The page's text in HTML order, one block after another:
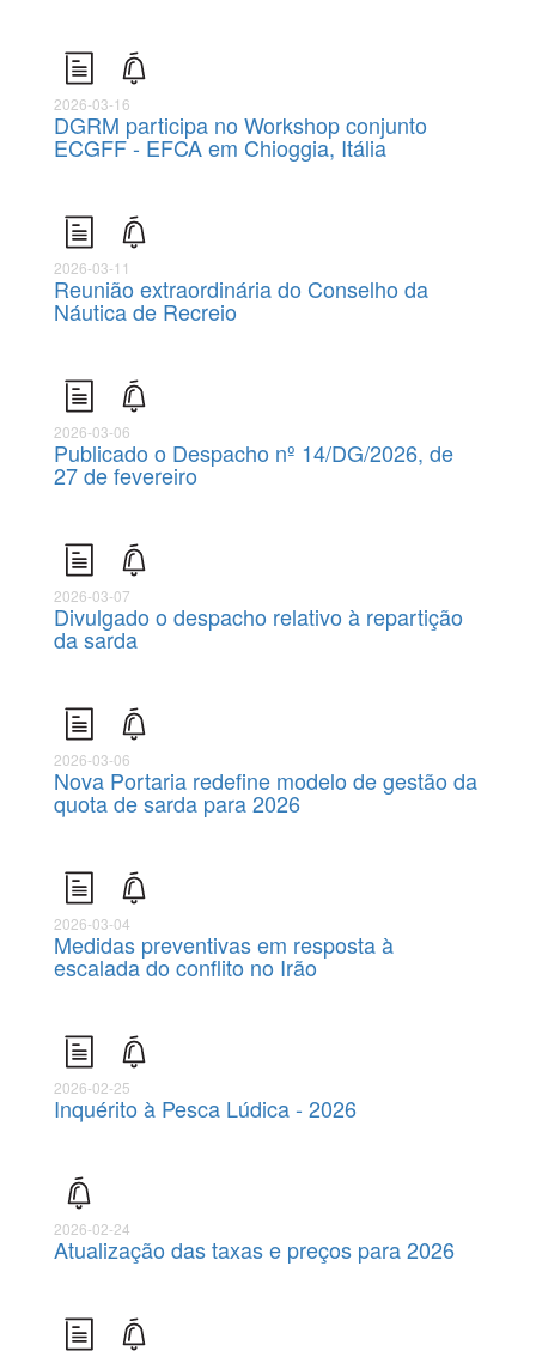
2026-03-16
DGRM participa no Workshop conjunto
ECGFF - EFCA em Chioggia, Itália
2026-03-11
Reunião extraordinária do Conselho da
Náutica de Recreio
2026-03-06
Publicado o Despacho nº 14/DG/2026, de
27 de fevereiro
2026-03-07
Divulgado o despacho relativo à repartição
da sarda
2026-03-06
Nova Portaria redefine modelo de gestão da
quota de sarda para 2026
2026-03-04
Medidas preventivas em resposta à
escalada do conflito no Irão
2026-02-25
Inquérito à Pesca Lúdica - 2026
2026-02-24
Atualização das taxas e preços para 2026